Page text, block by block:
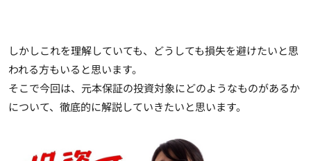
しかしこれを理解していても、どうしても損失を避けたいと思
われる方もいると思います。
そこで今回は、元本保証の投資対象にどのようなものがあるか
について、徹底的に解説していきたいと思います。